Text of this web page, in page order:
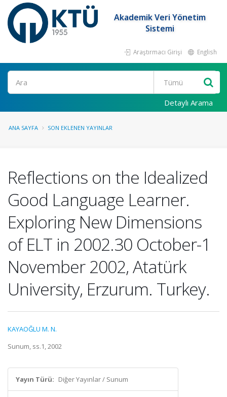
Akademik Veri Yönetim
Sistemi
Araştırmacı Girişi English
Ara
Detaylı Arama
ANA SAYFA SON EKLENEN YAYINLAR
Reflections on the Idealized
Good Language Learner.
Exploring New Dimensions
of ELT in 2002.30 October-1
November 2002, Atatürk
University, Erzurum. Turkey.
KAYAOĞLU M. N.
Sunum, ss.1, 2002
Yayın Türü: Diğer Yayınlar / Sunum